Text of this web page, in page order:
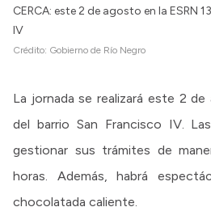
CERCA: este 2 de agosto en la ESRN
IV
Crédito: Gobierno de Río Negro
La jornada se realizará este 2
del barrio San Francisco IV.
gestionar sus trámites de
horas. Además, habrá
chocolatada caliente.